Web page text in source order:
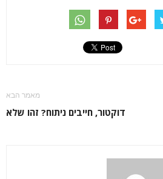
מאמר הבא
דוקטור, חייבים ניתוח? זהו שלא